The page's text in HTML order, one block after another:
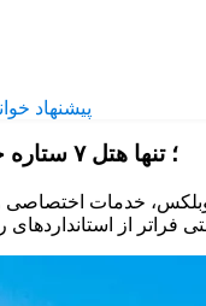
پیشنهاد
هتل برج العرب (Burj Al Arab)؛ تنها هتل ۷ ستاره جهان
خدمات اختصاصی